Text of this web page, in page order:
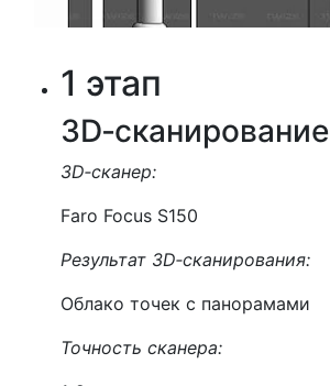
1 этап
3D‑сканирование
3D‑сканер:
Faro Focus S150
Результат 3D‑сканирования:
Облако точек с панорамами
Точность cканера: